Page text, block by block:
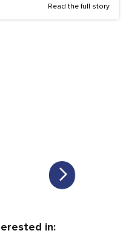
Read the full story
in: